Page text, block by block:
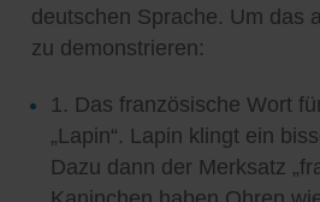
deutschen Sprache. Um das
zu demonstrieren:
1. Das französische Wort
„Lapin“. Lapin klingt ein
Dazu dann der Merksatz